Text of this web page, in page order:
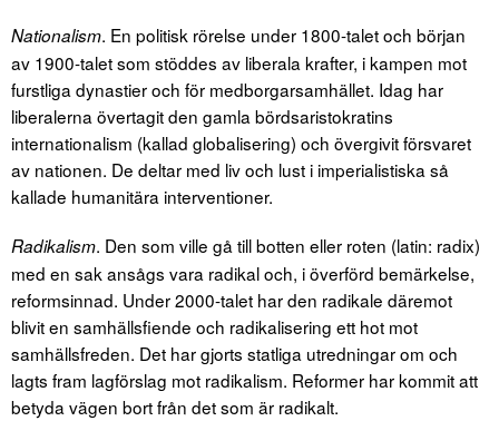
Nationalism. En politisk rörelse under 1800-talet och början
av 1900-talet som stöddes av liberala krafter, i kampen mot
furstliga dynastier och för medborgarsamhället. Idag har
liberalerna övertagit den gamla bördsaristokratins
internationalism (kallad globalisering) och övergivit försvaret
av nationen. De deltar med liv och lust i imperialistiska så
kallade humanitära interventioner.
Radikalism. Den som ville gå till botten eller roten (latin: radix)
med en sak ansågs vara radikal och, i överförd bemärkelse,
reformsinnad. Under 2000-talet har den radikale däremot
blivit en samhällsfiende och radikalisering ett hot mot
samhällsfreden. Det har gjorts statliga utredningar om och
lagts fram lagförslag mot radikalism. Reformer har kommit att
betyda vägen bort från det som är radikalt.